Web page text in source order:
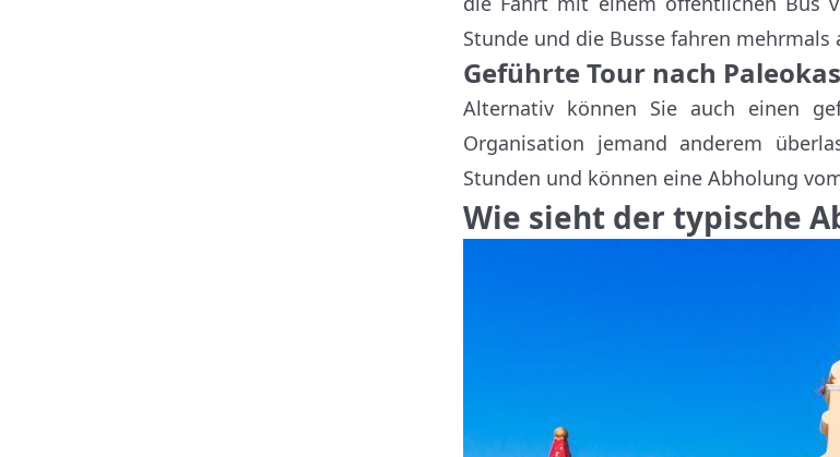
Stunde und die Busse fahren mehrmals
Geführte Tour nach
Alternativ können Sie auch einen
Organisation jemand anderem
Stunden und können eine Abholung
Wie sieht der typische